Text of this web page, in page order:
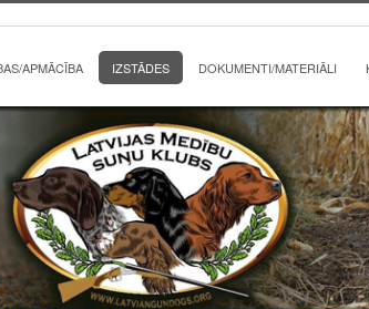
APMĀCĪBA IZSTĀDES DOKUMENTI/MATERIĀLI